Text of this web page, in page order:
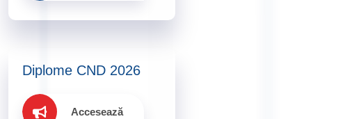
Diplome CND 2026
Accesează